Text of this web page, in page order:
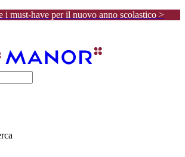
i must-have per il nuovo anno scolastico >